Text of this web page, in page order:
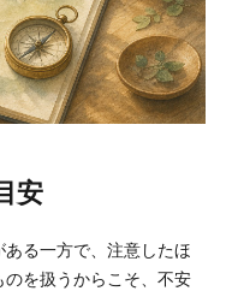
安
る一方で、注意したほ
を扱うからこそ、不安